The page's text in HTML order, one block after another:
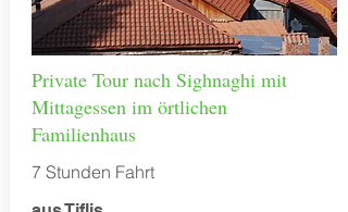
Private Tour nach Sighnaghi mit
Mittagessen im örtlichen
Familienhaus
7 Stunden Fahrt